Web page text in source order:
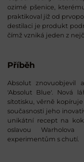
ozimé pšenice,
praktikoval již od
destilaci je produkt
čímž vzniká jeden z
Příběh
Absolut znovuobjevil
'Absolut Blue'. Nová
sítotisku, věrně
současnosti jeho
unikátní recept na
oslavou
experimentům s chutí.